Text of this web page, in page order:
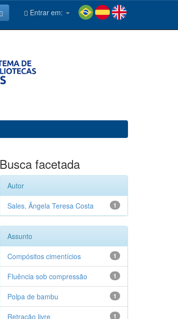
Entrar em:
Busca facetada
Autor
1
Sales, Ângela Teresa Costa
Assunto
1
Compósitos cimentícios
1
Fluência sob compressão
1
Polpa de bambu
1
Retração livre